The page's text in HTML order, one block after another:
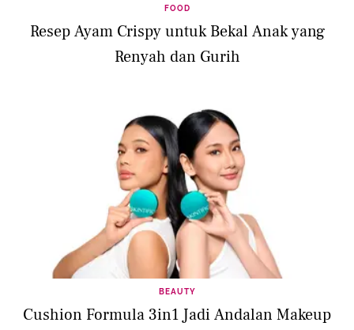
FOOD
Resep Ayam Crispy untuk Bekal Anak yang
Renyah dan Gurih
BEAUTY
Cushion Formula 3in1 Jadi Andalan Makeup